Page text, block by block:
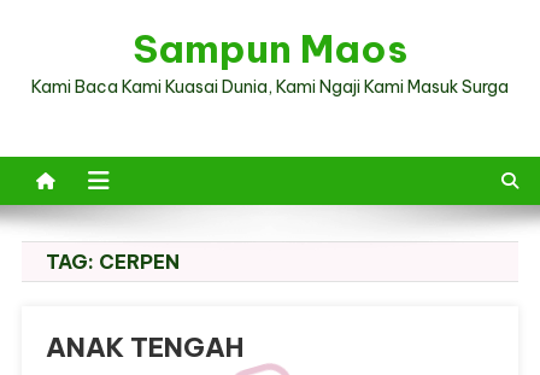
Sampun Maos
Kami Baca Kami Kuasai Dunia, Kami Ngaji Kami Masuk Surga
TAG: CERPEN
ANAK TENGAH